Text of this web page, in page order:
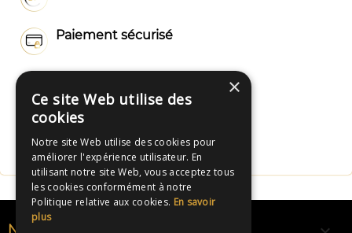
Paiement sécurisé
Fabrication Française
NOS RUBANS
×
Ce site Web utilise des
cookies
Notre site Web utilise des cookies pour
améliorer l'expérience utilisateur. En
utilisant notre site Web, vous acceptez tous
les cookies conformément à notre
Politique relative aux cookies. En savoir
plus